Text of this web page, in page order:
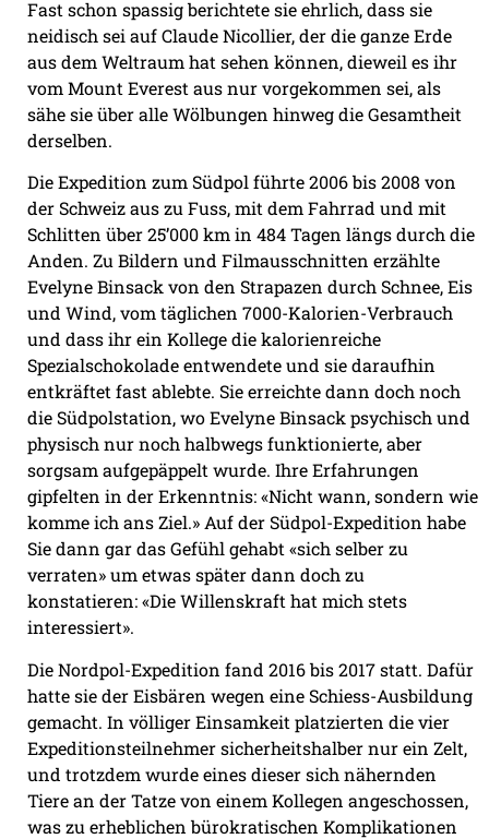
Fast schon spassig berichtete sie ehrlich, dass sie
neidisch sei auf Claude Nicollier, der die ganze Erde
aus dem Weltraum hat sehen können, dieweil es ihr
vom Mount Everest aus nur vorgekommen sei, als
sähe sie über alle Wölbungen hinweg die Gesamtheit
derselben.
Die Expedition zum Südpol führte 2006 bis 2008 von
der Schweiz aus zu Fuss, mit dem Fahrrad und mit
Schlitten über 25’000 km in 484 Tagen längs durch die
Anden. Zu Bildern und Filmausschnitten erzählte
Evelyne Binsack von den Strapazen durch Schnee, Eis
und Wind,vom täglichen 7000-Kalorien-Verbrauch
und dass ihr ein Kollege die kalorienreiche
Spezialschokolade entwendete und sie daraufhin
entkräftet fast ablebte. Sie erreichte dann doch noch
die Südpolstation, wo Evelyne Binsack psychisch und
physisch nur noch halbwegs funktionierte, aber
sorgsam aufgepäppelt wurde. Ihre Erfahrungen
gipfelten in der Erkenntnis: «Nicht wann, sondern wie
komme ich ans Ziel.» Auf der Südpol-Expedition habe
Sie dann gar das Gefühl gehabt «sich selber zu
verraten» um etwas später dann doch zu
konstatieren: «Die Willenskraft hat mich stets
interessiert».
Die Nordpol-Expedition fand 2016 bis 2017 statt. Dafür
hatte sie der Eisbären wegen eine Schiess-Ausbildung
gemacht. In völliger Einsamkeit platzierten die vier
Expeditionsteilnehmer sicherheitshalber nur ein Zelt,
und trotzdem wurde eines dieser sich nähernden
Tiere an der Tatze von einem Kollegen angeschossen,
was zu erheblichen bürokratischen Komplikationen